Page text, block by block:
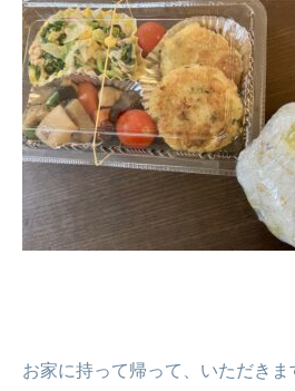
お家に持って帰って、いただきま